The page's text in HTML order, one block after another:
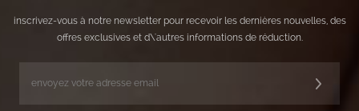
inscrivez-vous à notre newsletter pour recevoir les dernières nouvelles, des
offres exclusives et d\'autres informations de réduction.